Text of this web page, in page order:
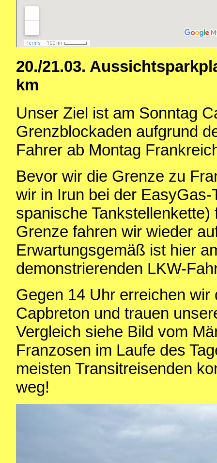
20./21.03.
km
Unser Ziel ist am Sonntag
Grenzblockaden aufgrund
Fahrer ab Montag
Bevor wir die Grenze zu
wir in Irun bei der EasyGas-
spanische
Grenze fahren wir wieder
Erwartungsgemäß ist hier
demonstrierenden LKW-
Gegen 14 Uhr erreichen
Capbreton und trauen
Vergleich siehe Bild vom
Franzosen im Laufe des
meisten Transitreisenden
weg!